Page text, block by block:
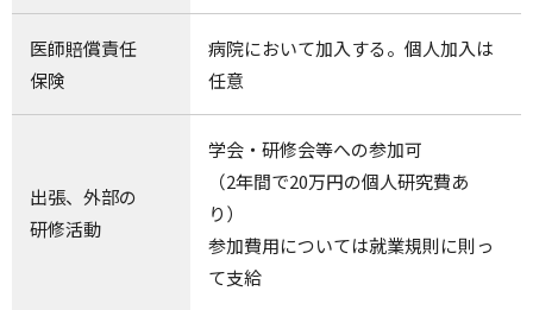
医師賠償責任
保険
病院において加入する。個人加入は
任意
出張、外部の
研修活動
学会・研修会等への参加可
（2年間で20万円の個人研究費あ
り）
参加費用については就業規則に則っ
て支給